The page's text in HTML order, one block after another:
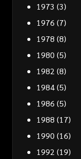
1973 (3)
1976 (7)
1978 (8)
1980 (5)
1982 (8)
1984(5)
1986 (5)
1988 (17)
1990 (16)
1992 (19)